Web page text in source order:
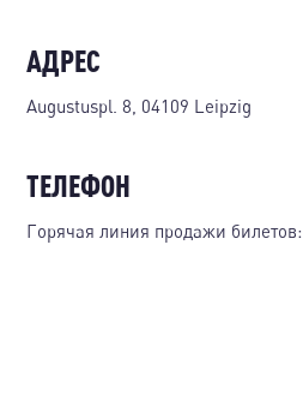
АДРЕС
Augustuspl. 8, 04109 Leipzig
ТЕЛЕФОН
Горячая линия продажи билетов: